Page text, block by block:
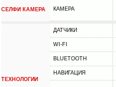
СЕЛФИ КАМЕРА КАМЕРА
ТЕХНОЛОГИИ
ДАТЧИКИ
WI-FI
BLUETOOTH
НАВИГАЦИЯ